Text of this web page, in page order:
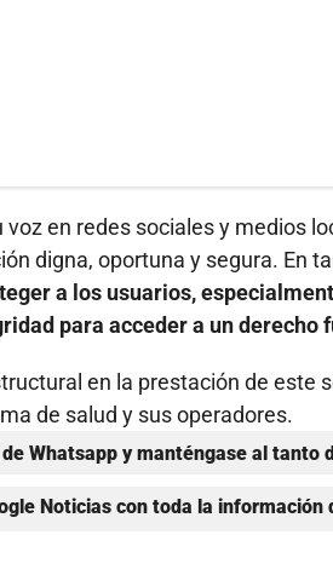
en redes sociales y medios
digna, oportuna y segura. En
a los usuarios,
para acceder a un derecho
en la prestación de este
de salud y sus operadores.
Whatsapp y manténgase al tanto
Noticias con toda la información